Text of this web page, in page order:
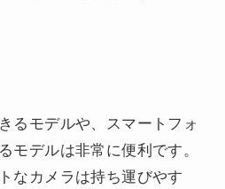
るモデルや、スマートフォ
モデルは非常に便利です。
なカメラは持ち運びやす